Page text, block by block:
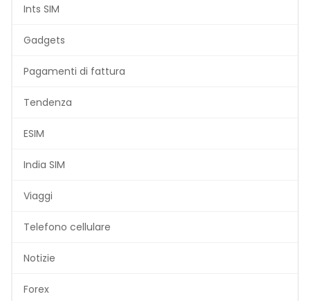
Ints SIM
Gadgets
Pagamenti di fattura
Tendenza
ESIM
India SIM
Viaggi
Telefono cellulare
Notizie
Forex